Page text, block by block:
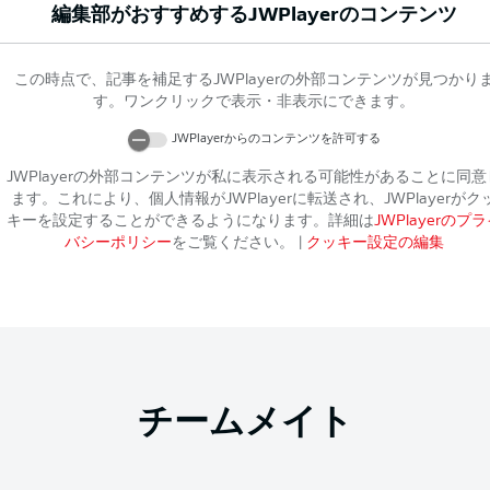
編集部がおすすめするJWPlayerのコンテンツ
この時点で、記事を補足するJWPlayerの外部コンテンツが見つかりま
す。ワンクリックで表示・非表示にできます。
JWPlayerからのコンテンツを許可する
JWPlayerの外部コンテンツが私に表示される可能性があることに同意
ます。これにより、個人情報がJWPlayerに転送され、 JWPlayerがク
キーを設定することができるようになります。詳細はJWPlayerのプラ
バシーポリシーをご覧ください。 クッキー設定の編集
チームメイト